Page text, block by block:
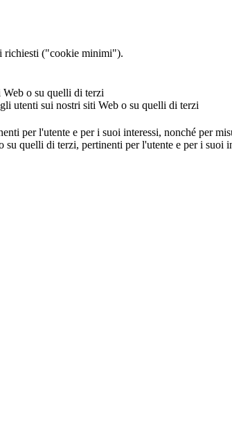
richiesti ("cookie minimi").
o su quelli di terzi
utenti sui nostri siti Web o su quelli di terzi
per l'utente e per i suoi interessi, nonché per
quelli di terzi, pertinenti per l'utente e per i suoi